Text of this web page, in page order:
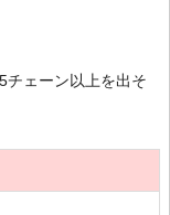
チェーン以上を出そ